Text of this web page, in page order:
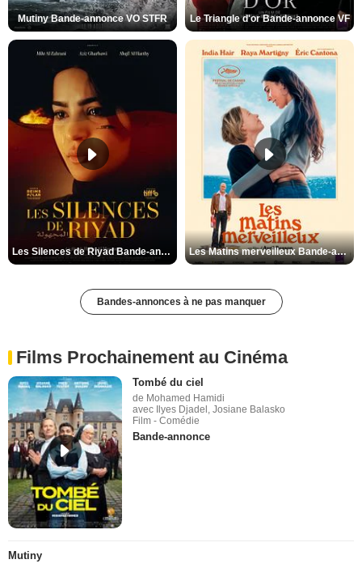
Mutiny Bande-annonce VO STFR Le Triangle d'or Bande-annonce VF
Les Silences de Riyad Bande-annonce VO STFR Les Matins merveilleux Bande-annonce VF
Bandes-annonces à ne pas manquer
Films Prochainement au Cinéma
Tombé du ciel
de Mohamed Hamidi
avec Ilyes Djadel, Josiane Balasko
Film - Comédie
Bande-annonce
Mutiny